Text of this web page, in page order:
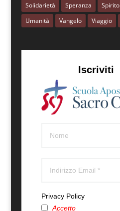
Solidarietà
Speranza Spirito
Umanità
Vangelo Viaggio
Iscriviti
Privacy Policy
Accetto